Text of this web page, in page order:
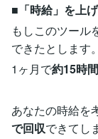
■「時給」を上
もしこのツール
できたとします。
1ヶ月で約15時
あなたの時給を
で回収できてし